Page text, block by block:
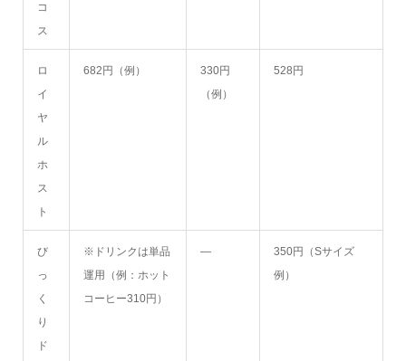
コ
ス
ロ
イ
ヤ
ル
ホ
ス
ト
682円（例）
330円
（例）
528円
び
っ
く
り
ド
※ドリンクは単品
運用（例：ホット
コーヒー310円）
―
350円（Sサイズ
例）